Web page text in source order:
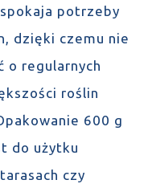
potrzeby
dzięki czemu nie
o regularnych
roślin
600 g
do użytku
czy